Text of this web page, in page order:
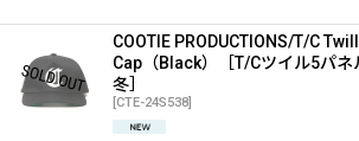
COOTIE PRODUCTIONS/T/C
Cap（Black）［T/Cツイル5パ
冬］
[CTE-24S538]